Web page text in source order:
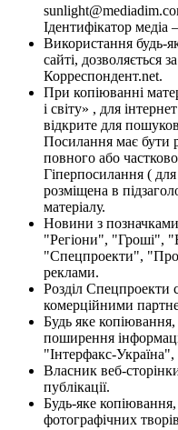
Ідентифікатор медіа
Використання будь-
сайті, дозволяється
Корреспондент.net.
При копіюванні
і світу» , для
відкрите для
Посилання має бути
повного або
Гіперпосилання (
розміщена в
матеріалу.
Новини з
"Регіони", "Гроші",
"Спецпроекти",
реклами.
Розділ Спецпроекти
комерційними
Будь яке
поширення
"Інтерфакс-
Власник веб-
публікації.
Будь-яке
фотографічних